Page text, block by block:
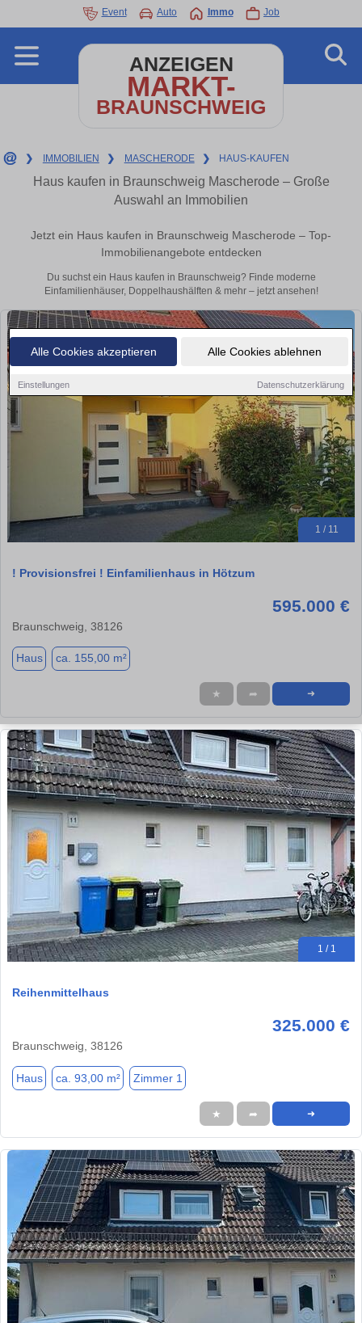
Alle Cookies akzeptieren Alle Cookies ablehnen
Einstellungen Datenschutzerklärung
Event Auto Immo Job
ANZEIGEN
MARKT-
BRAUNSCHWEIG
❯ IMMOBILIEN ❯ MASCHERODE ❯ HAUS-KAUFEN
Haus kaufen in Braunschweig Mascherode – Große
Auswahl an Immobilien
Jetzt ein Haus kaufen in Braunschweig Mascherode – Top-
Immobilienangebote entdecken
Du suchst ein Haus kaufen in Braunschweig? Finde moderne
Einfamilienhäuser, Doppelhaushälften & mehr – jetzt ansehen!
1 / 11
! Provisionsfrei ! Einfamilienhaus in Hötzum
595.000 €
Braunschweig, 38126
Haus ca. 155,00 m²
★ ➦ ➜
1 / 1
Reihenmittelhaus
325.000 €
Braunschweig, 38126
Haus ca. 93,00 m² Zimmer 1
★ ➦ ➜